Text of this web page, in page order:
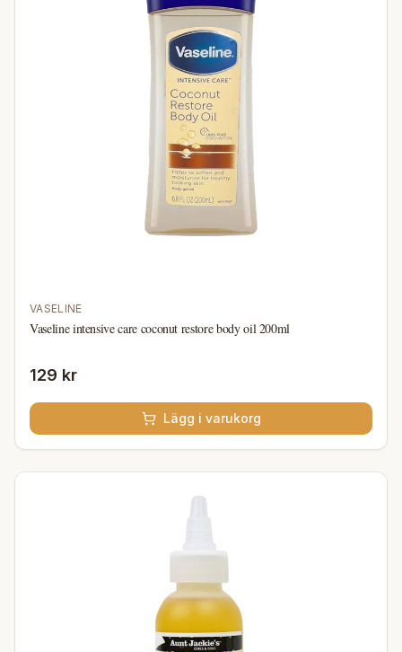
VASELINE
Vaseline intensive care coconut restore body oil 200ml
129 kr
Lägg i varukorg